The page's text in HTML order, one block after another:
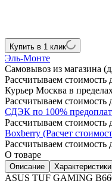
Купить в 1 клик
Эль-Монте
Самовывоз из магазина
Рассчитываем стоимость
Курьер Москва в
Рассчитываем стоимость
СДЭК по 100%
Рассчитываем стоимость
Boxberry (Расчет
Рассчитываем стоимость
О товаре
Описание Характеристики
ASUS TUF GAMING